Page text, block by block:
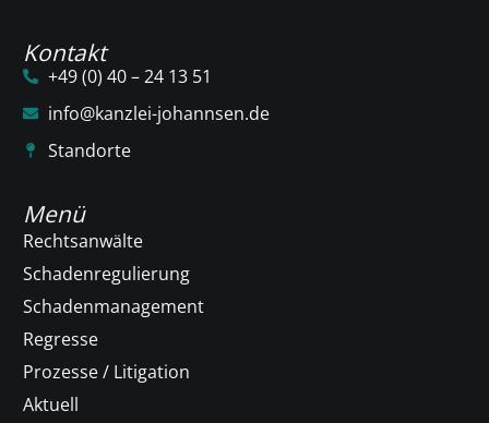
Kontakt
+49 (0) 40 – 24 13 51
info@kanzlei-johannsen.de
Standorte
Menü
Rechtsanwälte
Schadenregulierung
Schadenmanagement
Regresse
Prozesse / Litigation
Aktuell